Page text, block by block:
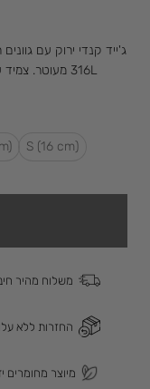
ג'ייד קנדי ירוק עם
316L מעוטר. צמיד שקט ומעודן למי שמעריך יופי טבעי אמיתי.
(S (16 cm